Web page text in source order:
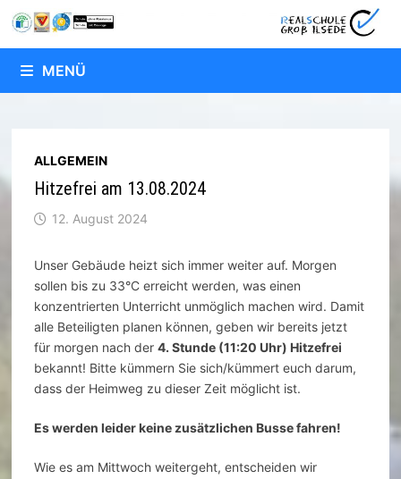
Inhalt
springen
MENÜ
ALLGEMEIN
Hitzefrei am 13.08.2024
12. August 2024
Unser Gebäude heizt sich immer weiter auf. Morgen
sollen bis zu 33°C erreicht werden, was einen
konzentrierten Unterricht unmöglich machen wird. Damit
alle Beteiligten planen können, geben wir bereits jetzt
für morgen nach der4. Stunde (11:20 Uhr) Hitzefrei
bekannt! Bitte kümmern Sie sich/kümmert euch darum,
dass der Heimweg zu dieser Zeit möglicht ist.
Es werden leider keine zusätzlichen Busse fahren!
Wie es am Mittwoch weitergeht, entscheiden wir